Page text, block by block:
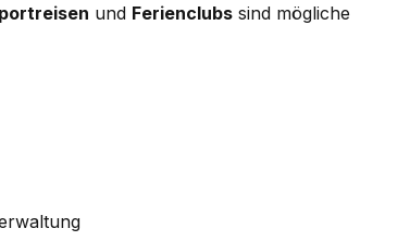
und Ferienclubs sind mögliche